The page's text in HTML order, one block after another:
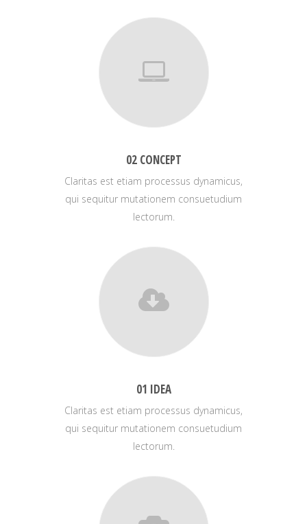
02 CONCEPT
Claritas est etiam processus dynamicus,
qui sequitur mutationem consuetudium
lectorum.
01 IDEA
Claritas est etiam processus dynamicus,
qui sequitur mutationem consuetudium
lectorum.